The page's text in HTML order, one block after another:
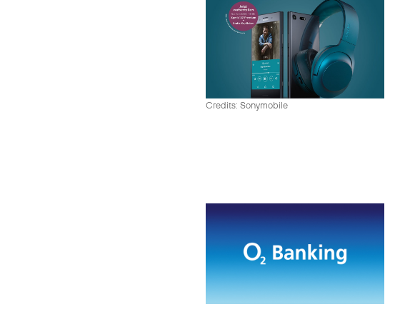
Credits: Sonymobile